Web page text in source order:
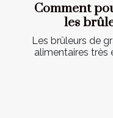
Comment
les
Les brûleurs de
alimentaires très